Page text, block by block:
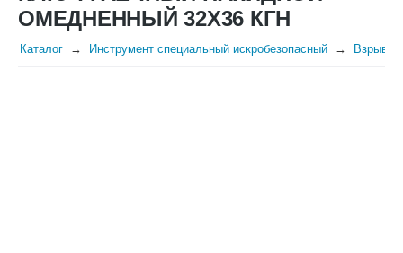
ОМЕДНЕННЫЙ 32Х36 КГН
Каталог Инструмент специальный искробезопасный